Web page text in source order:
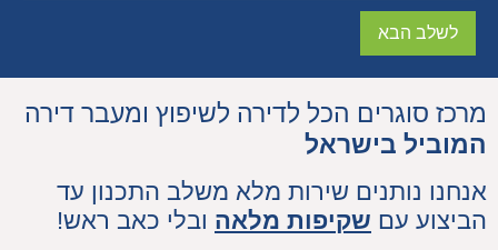
מרכז סוגרים הכל לדירה לשיפוץ ומעבר דירה
המוביל בישראל
אנחנו נותנים שירות מלא משלב התכנון עד
הביצוע עם שקיפות מלאה ובלי כאב ראש!
לשלב הבא